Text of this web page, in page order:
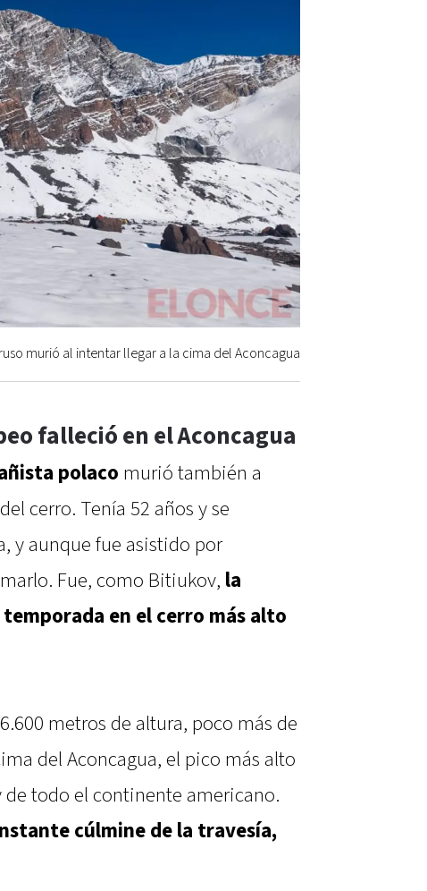
murió al intentar llegar a la cima del Aconcagua
falleció en el Aconcagua
polaco murió también a
cerro. Tenía 52 años y se
y aunque fue asistido por
Fue, como Bitiukov, la
en el cerro más alto
metros de altura, poco más de
del Aconcagua, el pico más alto
de todo el continente americano.
cúlmine de la travesía,